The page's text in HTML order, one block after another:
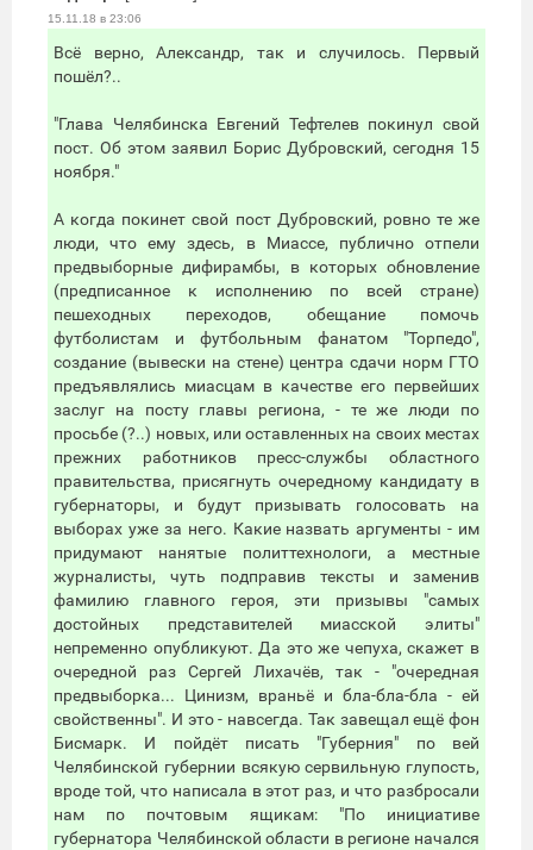
15.11.18 в 23:06
Всё верно, Александр, так и случилось. Первый
пошёл?..
"Глава Челябинска Евгений Тефтелев покинул свой
пост. Об этом заявил Борис Дубровский, сегодня 15
ноября."
А когда покинет свой пост Дубровский, ровно те же
люди, что ему здесь, в Миассе, публично отпели
предвыборные дифирамбы, в которых обновление
(предписанное к исполнению по всей стране)
пешеходных переходов, обещание помочь
футболистам и футбольным фанатом "Торпедо",
создание (вывески на стене) центра сдачи норм ГТО
предъявлялись миасцам в качестве его первейших
заслуг на посту главы региона, - те же люди по
просьбе (?..) новых, или оставленных на своих местах
прежних работников пресс-службы областного
правительства, присягнуть очередному кандидату в
губернаторы, и будут призывать голосовать на
выборах уже за него. Какие назвать аргументы - им
придумают нанятые политтехнологи, а местные
журналисты, чуть подправив тексты и заменив
фамилию главного героя, эти призывы "самых
достойных представителей миасской элиты"
непременно опубликуют. Да это же чепуха, скажет в
очередной раз Сергей Лихачёв, так - "очередная
предвыборка... Цинизм, враньё и бла-бла-бла - ей
свойственны". И это - навсегда. Так завещал ещё фон
Бисмарк. И пойдёт писать "Губерния" по вей
Челябинской губернии всякую сервильную глупость,
вроде той, что написала в этот раз, и что разбросали
нам по почтовым ящикам: "По инициативе
губернатора Челябинской области в регионе начался